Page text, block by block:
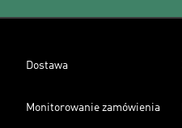
Dostawa
Monitorowanie zamówienia